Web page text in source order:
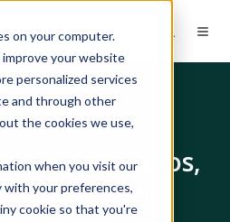
on your computer.
your website
personalized services
and through other
the cookies we use,
when you visit our
with your preferences,
cookie so that you're
| Webinars
de riesgos,
común